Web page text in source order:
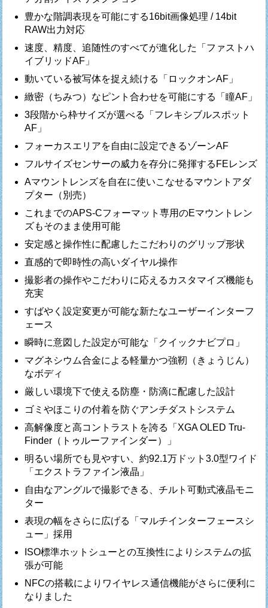
豊かな階調表現を可能にする16bit画像処理 / 14bit
RAW出力対応
速度、精度、追随性のすべてが進化した「ファストハ
イブリッドAF」
動いている被写体を捉え続ける「ロックオンAF」
緻密（ちみつ）なピント合わせを可能にする「瞳AF」
3段階から枠サイズが選べる「フレキシブルスポット
AF」
フォーカスエリアを自由に設定できるゾーンAF
フルサイズセンサーの威力を存分に発揮するFEレンズ
Aマウントレンズを自在に使いこなせるマウントアダ
プター（別売）
これまでのAPS-Cフォーマット専用のEマウントレン
ズもそのまま使用可能
安定感と操作性に配慮したこだわりのグリップ形状
直感的で即時性の高いダイヤル操作
撮影者の操作やこだわりに応えるカスタマイズ機能も
充実
すばやく設定変更が可能な新たなユーザーインターフ
ェース
瞬時に意図した設定が可能な「クイックナビプロ」
マグネシウム合金による軽量かつ強靭（きょうじん）
なボディ
厳しい環境下で使える防塵・防滴に配慮した設計
ゴミやほこりの付着を防ぐアンチダストシステム
高解像度と高コントラストを誇る「XGA OLED Tru-
Finder（トゥルーファインダー）」
明るい場所でも見やすい、約92.1万ドット3.0型ワイド
「エクストラファイン液晶」
自由なアングルで撮影できる、チルト可動式液晶モニ
ター
表現の幅をさらに広げる「マルチインターフェースシ
ュー」採用
ISO標準ホットシューとの互換性によりシステムの拡
張が可能
NFCの搭載によりワイヤレス通信機能がさらに便利に
なりました